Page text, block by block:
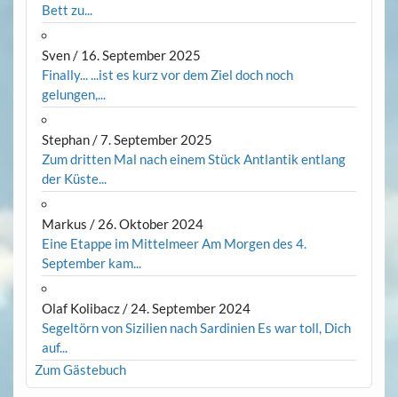
Bett zu...
Sven/ 16. September 2025
Finally... ...ist es kurz vor dem Ziel doch noch
gelungen,...
Stephan/7. September 2025
Zum dritten Mal nach einem Stück Antlantik entlang
der Küste...
Markus / 26. Oktober 2024
Eine Etappe im Mittelmeer Am Morgen des 4.
September kam...
Olaf Kolibacz/ 24. September 2024
Segeltörn von Sizilien nach Sardinien Es war toll, Dich
auf...
Zum Gästebuch